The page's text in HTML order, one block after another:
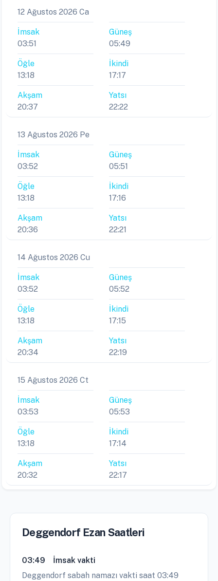
12 Ağustos 2026 Ca
İmsak
03:51
Güneş
05:49
Öğle
13:18
İkindi
17:17
Akşam
20:37
Yatsı
22:22
13 Ağustos 2026 Pe
İmsak
03:52
Güneş
05:51
Öğle
13:18
İkindi
17:16
Akşam
20:36
Yatsı
22:21
14 Ağustos 2026 Cu
İmsak
03:52
Güneş
05:52
Öğle
13:18
İkindi
17:15
Akşam
20:34
Yatsı
22:19
15 Ağustos 2026 Ct
İmsak
03:53
Güneş
05:53
Öğle
13:18
İkindi
17:14
Akşam
20:32
Yatsı
22:17
Deggendorf Ezan Saatleri
03:49
İmsak vakti
Deggendorf sabah namazı vakti saat 03:49